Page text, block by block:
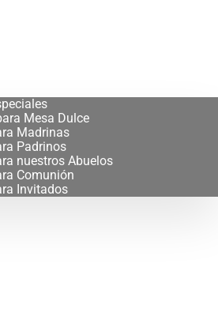
Mesa Dulce
Madrinas
Padrinos
nuestros Abuelos
Comunión
Invitados